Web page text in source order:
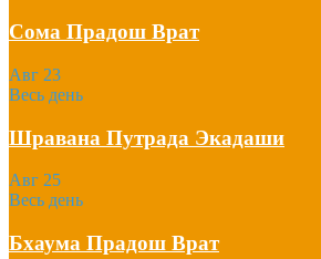
Сома Прадош Врат
Авг 23
Весь день
Шравана Путрада Экадаши
Авг 25
Весь день
Бхаума Прадош Врат